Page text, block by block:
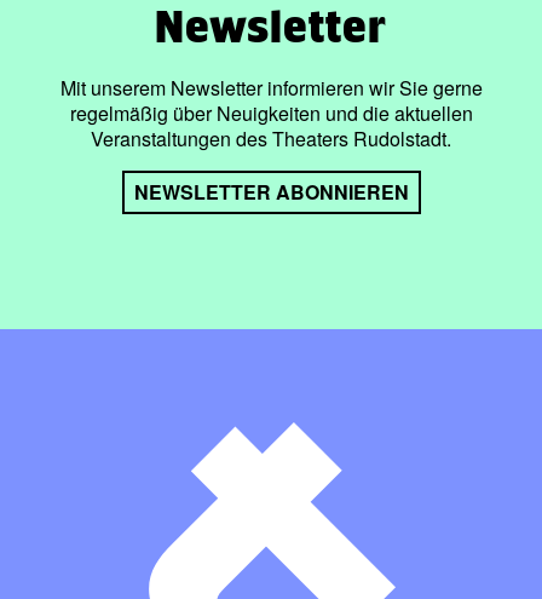
Newsletter
Mit unserem Newsletter informieren wir Sie gerne
regelmäßig über Neuigkeiten und die aktuellen
Veranstaltungen des Theaters Rudolstadt.
NEWSLETTER ABONNIEREN